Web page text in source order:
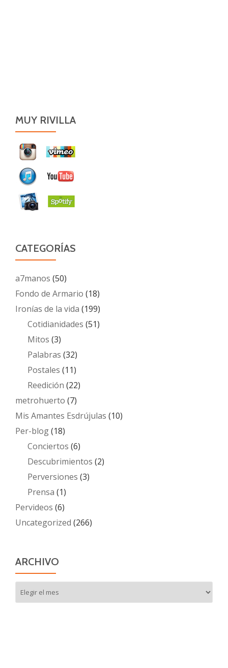
MUY RIVILLA
CATEGORÍAS
a7manos (50)
Fondo de Armario (18)
Ironías de la vida (199)
Cotidianidades (51)
Mitos (3)
Palabras (32)
Postales (11)
Reedición (22)
metrohuerto (7)
Mis Amantes Esdrújulas (10)
Per-blog(18)
Conciertos (6)
Descubrimientos (2)
Perversiones (3)
Prensa (1)
Pervideos (6)
Uncategorized (266)
ARCHIVO